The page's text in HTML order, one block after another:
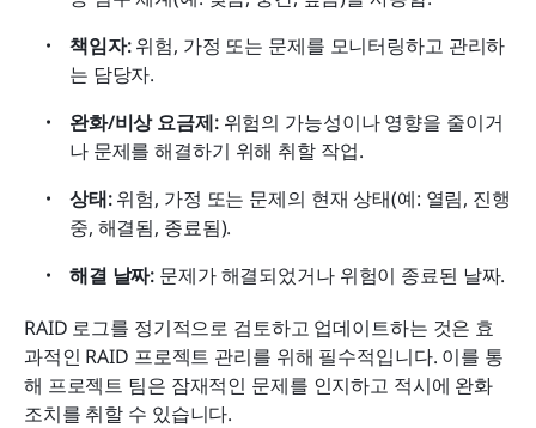
책임자: 위험, 가정 또는 문제를 모니터링하고 관리하
는 담당자.
완화/비상 요금제: 위험의 가능성이나 영향을 줄이거
나 문제를 해결하기 위해 취할 작업.
상태: 위험, 가정 또는 문제의 현재 상태(예: 열림, 진행
중, 해결됨, 종료됨).
해결 날짜: 문제가 해결되었거나 위험이 종료된 날짜.
RAID 로그를 정기적으로 검토하고 업데이트하는 것은 효
과적인 RAID 프로젝트 관리를 위해 필수적입니다. 이를 통
해 프로젝트 팀은 잠재적인 문제를 인지하고 적시에 완화
조치를 취할 수 있습니다.